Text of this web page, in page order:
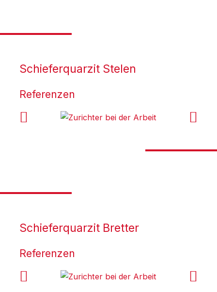
Schieferquarzit Stelen
Referenzen
Schieferquarzit Bretter
Referenzen